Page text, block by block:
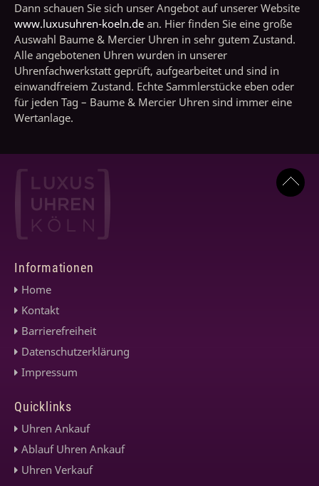
Dann schauen Sie sich unser Angebot auf unserer Website
www.luxusuhren-koeln.de an. Hier finden Sie eine große
Auswahl Baume & Mercier Uhren in sehr gutem Zustand.
Alle angebotenen Uhren wurden in unserer
Uhrenfachwerkstatt geprüft, aufgearbeitet und sind in
einwandfreiem Zustand. Echte Sammlerstücke eben oder
für jeden Tag – Baume & Mercier Uhren sind immer eine
Wertanlage.
Informationen
Home
Kontakt
Barrierefreiheit
Datenschutzerklärung
Impressum
Quicklinks
Uhren Ankauf
Ablauf Uhren Ankauf
Uhren Verkauf